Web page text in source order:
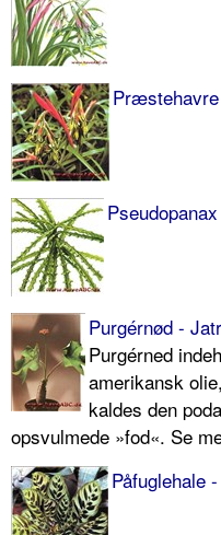
Purgérnød -
Purgérned
amerikansk
kaldes den
opsvulmede »fod«. Se
Påfuglehale